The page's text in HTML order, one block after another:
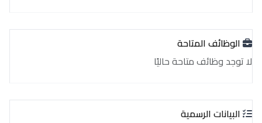
الوظائف المتاحة
لا توجد وظائف متاحة حاليًا
البيانات الرسمية